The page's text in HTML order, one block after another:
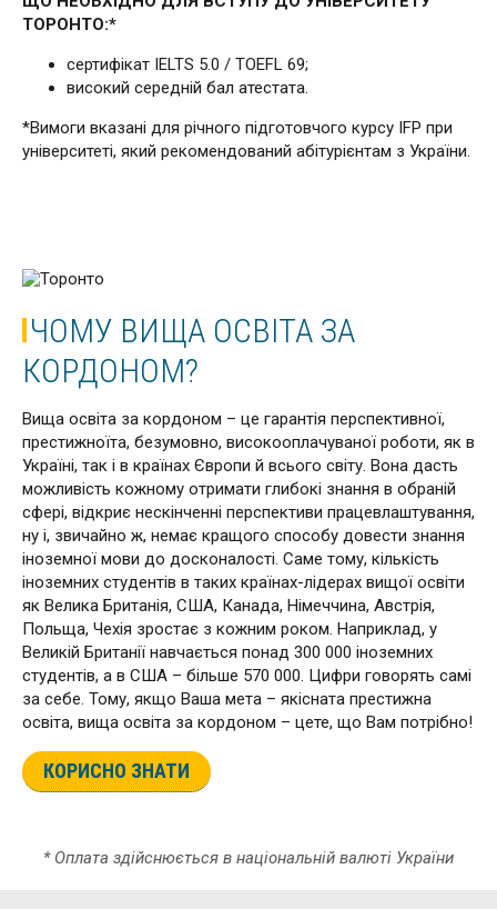
ТОРОНТО:*
сертифікат IELTS 5.0 / TOEFL 69;
високий середній бал атестата.
*Вимоги вказані для річного підготовчого курсу IFP при
університеті, який рекомендований абітурієнтам з України.
ЧОМУ ВИЩА ОСВІТА ЗА
КОРДОНОМ?
Вища освіта за кордоном – це гарантія перспективної,
престижноїта, безумовно, високооплачуваної роботи, як в
Україні, так і в країнах Європи й всього світу. Вона дасть
можливість кожному отримати глибокі знання в обраній
сфері, відкриє нескінченні перспективи працевлаштування,
ну і, звичайно ж, немає кращого способу довести знання
іноземної мови до досконалості. Саме тому, кількість
іноземних студентів в таких країнах-лідерах вищої освіти
як Велика Британія, США, Канада, Німеччина, Австрія,
Польща, Чехія зростає з кожним роком. Наприклад, у
Великій Британії навчається понад 300 000 іноземних
студентів, а в США – більше 570 000. Цифри говорять самі
за себе. Тому, якщо Ваша мета – якісната престижна
освіта, вища освіта за кордоном – цете, що Вам потрібно!
КОРИСНО ЗНАТИ
* Оплата здійснюється в національній валюті України